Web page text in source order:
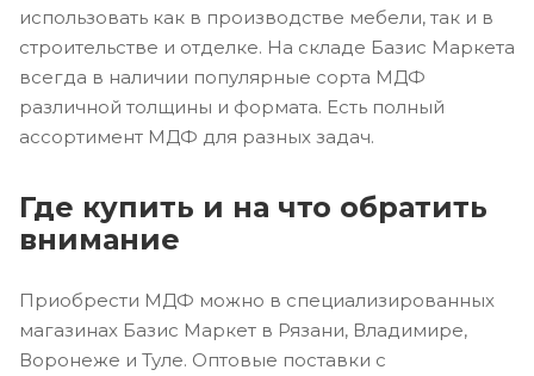
использовать как в производстве мебели, так и в
строительстве и отделке. На складе Базис Маркета
всегда в наличии популярные сорта МДФ
различной толщины и формата. Есть полный
ассортимент МДФ для разных задач.
Где купить и на что обратить
внимание
Приобрести МДФ можно в специализированных
магазинах Базис Маркет в Рязани, Владимире,
Воронеже и Туле. Оптовые поставки с